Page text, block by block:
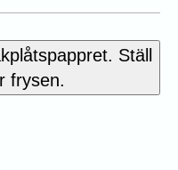
Ställ
frysen.